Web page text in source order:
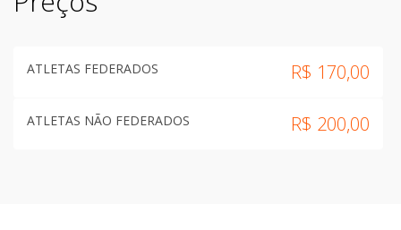
ATLETAS FEDERADOS R$ 170,00
ATLETAS NÃO FEDERADOS R$ 200,00